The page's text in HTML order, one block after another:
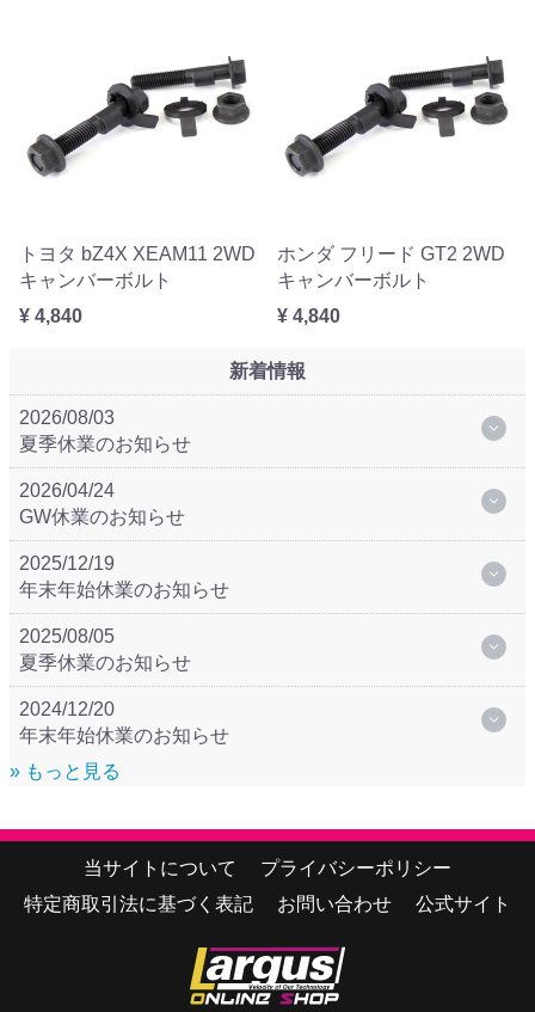
トヨタ bZ4X XEAM11 2WD
キャンバーボルト
¥ 4,840
ホンダ フリード GT2 2WD
キャンバーボルト
¥ 4,840
新着情報
2026/08/03
夏季休業のお知らせ
2026/04/24
GW休業のお知らせ
2025/12/19
年末年始休業のお知らせ
2025/08/05
夏季休業のお知らせ
2024/12/20
年末年始休業のお知らせ
» もっと見る
当サイトについて
プライバシーポリシー
特定商取引法に基づく表記
お問い合わせ 公式サイト